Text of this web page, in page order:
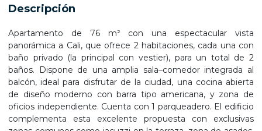
Descripción
Apartamento de 76 m² con una espectacular vista
panorámica a Cali, que ofrece 2 habitaciones, cada una con
baño privado (la principal con vestier), para un total de 2
baños. Dispone de una amplia sala–comedor integrada al
balcón, ideal para disfrutar de la ciudad, una cocina abierta
de diseño moderno con barra tipo americana, y zona de
oficios independiente. Cuenta con 1 parqueadero. El edificio
complementa esta excelente propuesta con exclusivas